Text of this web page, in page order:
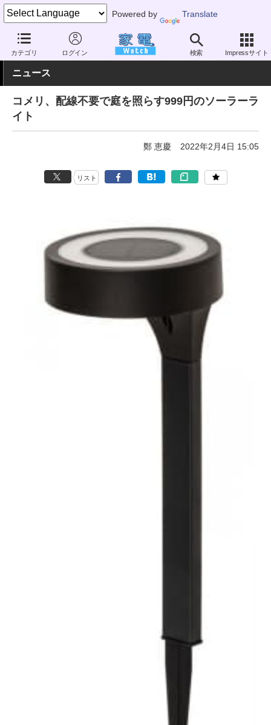
Powered by Translate
カテゴリ ログイン 検索 Impressサイト
家電 Watch 生活家電 照明器具 スポットライト
ニュース
コメリ、配線不要で庭を照らす999円のソーラーラ
イト
鄭 恵慶 2022年2月4日 15:05
リスト